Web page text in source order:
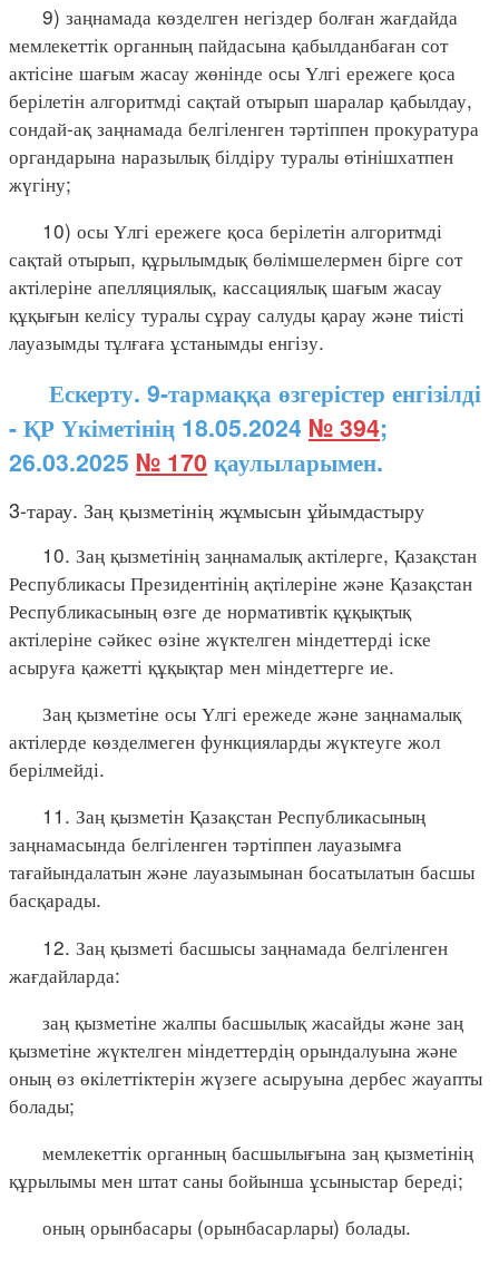
9) заңнамада көзделген негіздер болған жағдайда
мемлекеттік органның пайдасына қабылданбаған сот
актісіне шағым жасау жөнінде осы Үлгі ережеге қоса
берілетін алгоритмді сақтай отырып шаралар қабылдау,
сондай-ақ заңнамада белгіленген тәртіппен прокуратура
органдарына наразылық білдіру туралы өтінішхатпен
жүгіну;
10) осы Үлгі ережеге қоса берілетін алгоритмді
сақтай отырып, құрылымдық бөлімшелермен бірге сот
актілеріне апелляциялық, кассациялық шағым жасау
құқығын келісу туралы сұрау салуды қарау және тиісті
лауазымды тұлғаға ұстанымды енгізу.
Ескерту. 9-тармаққа өзгерістер енгізілді
- ҚР Үкіметінің 18.05.2024 № 394;
26.03.2025 № 170 қаулыларымен.
3-тарау. Заң қызметінің жұмысын ұйымдастыру
10. Заң қызметінің заңнамалық актілерге, Қазақстан
Республикасы Президентінің ақтілеріне және Қазақстан
Республикасының өзге де нормативтік құқықтық
актілеріне сәйкес өзіне жүктелген міндеттерді іске
асыруға қажетті құқықтар мен міндеттерге ие.
Заң қызметіне осы Үлгі ережеде және заңнамалық
актілерде көзделмеген функцияларды жүктеуге жол
берілмейді.
11. Заң қызметін Қазақстан Республикасының
заңнамасында белгіленген тәртіппен лауазымға
тағайындалатын және лауазымынан босатылатын басшы
басқарады.
12. Заң қызметі басшысы заңнамада белгіленген
жағдайларда:
заң қызметіне жалпы басшылық жасайды және заң
қызметіне жүктелген міндеттердің орындалуына және
оның өз өкілеттіктерін жүзеге асыруына дербес жауапты
болады;
мемлекеттік органның басшылығына заң қызметінің
құрылымы мен штат саны бойынша ұсыныстар береді;
оның орынбасары (орынбасарлары) болады.